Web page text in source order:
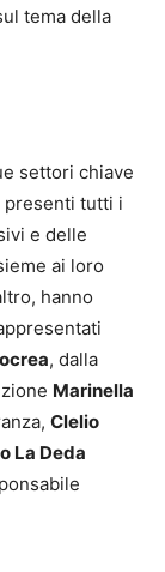
tema della
settori chiave
presenti tutti i
e delle
ai loro
hanno
, dalla
Marinella
Clelio
La Deda